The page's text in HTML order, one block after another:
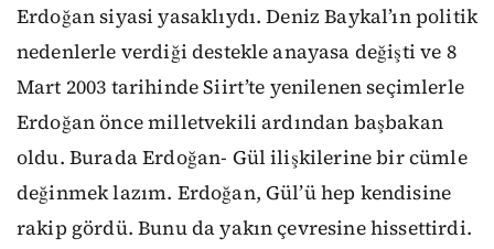
Erdoğan siyasi yasaklıydı. Deniz Baykal’ın politik
nedenlerle verdiği destekle anayasa değişti ve 8
Mart 2003 tarihinde Siirt’te yenilenen seçimlerle
Erdoğan önce milletvekili ardından başbakan
oldu. Burada Erdoğan- Gül ilişkilerine bir cümle
değinmek lazım. Erdoğan, Gül’ü hep kendisine
rakip gördü. Bunu da yakın çevresine hissettirdi.